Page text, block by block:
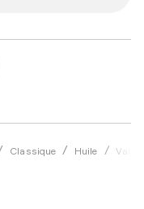
Classique Huile